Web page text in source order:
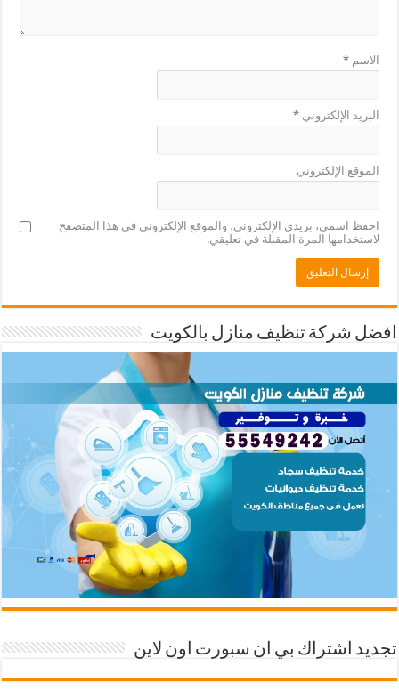
الاسم*
البريد الإلكتروني*
الموقع الإلكتروني
احفظ اسمي، بريدي الإلكتروني، والموقع الإلكتروني في هذا المتصفح
لاستخدامها المرة المقبلة في تعليقي.
افضل شركة تنظيف منازل بالكويت
تجديد اشتراك بي ان سبورت اون لاين